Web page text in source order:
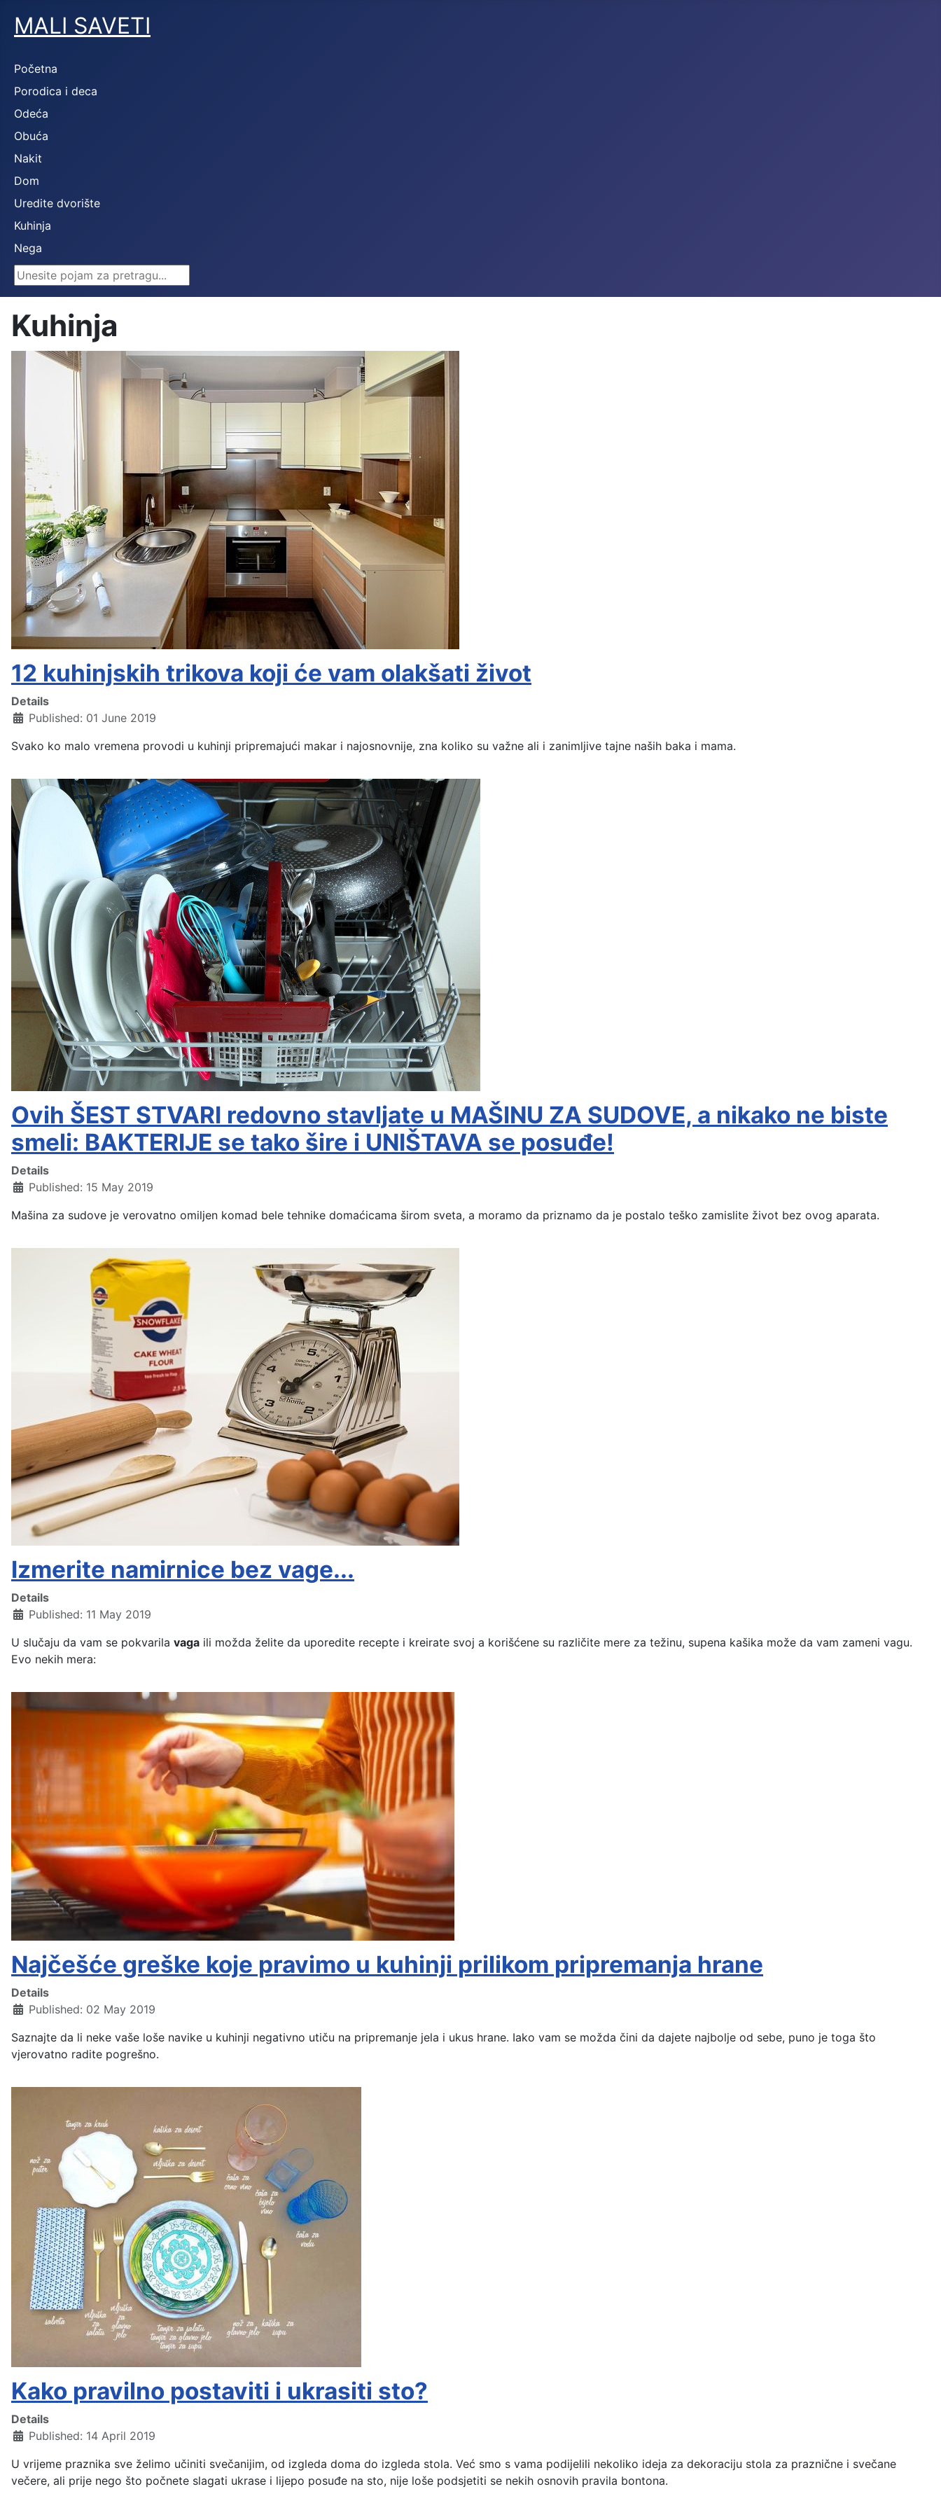
MALI SAVETI
Početna
Porodica i deca
Odeća
Obuća
Nakit
Dom
Uredite dvorište
Kuhinja
Nega
Search ...
Kuhinja
12 kuhinjskih trikova koji će vam olakšati život
Details
Published: 01 June 2019
Svako ko malo vremena provodi u kuhinji pripremajući makar i najosnovnije, zna koliko su važne ali i zanimljive tajne naših baka i mama.
Ovih ŠEST STVARI redovno stavljate u MAŠINU ZA SUDOVE, a nikako ne biste
smeli: BAKTERIJE se tako šire i UNIŠTAVA se posuđe!
Details
Published: 15 May 2019
Mašina za sudove je verovatno omiljen komad bele tehnike domaćicama širom sveta, a moramo da priznamo da je postalo teško zamislite život bez ovog aparata.
Izmerite namirnice bez vage...
Details
Published: 11 May 2019
U slučaju da vam se pokvarila vaga ili možda želite da uporedite recepte i kreirate svoj a korišćene su različite mere za težinu, supena kašika može da vam zameni vagu.
Evo nekih mera:
Najčešće greške koje pravimo u kuhinji prilikom pripremanja hrane
Details
Published: 02 May 2019
Saznajte da li neke vaše loše navike u kuhinji negativno utiču na pripremanje jela i ukus hrane. Iako vam se možda čini da dajete najbolje od sebe, puno je toga što
vjerovatno radite pogrešno.
Kako pravilno postaviti i ukrasiti sto?
Details
Published: 14 April 2019
U vrijeme praznika sve želimo učiniti svečanijim, od izgleda doma do izgleda stola. Već smo s vama podijelili nekoliko ideja za dekoraciju stola za praznične i svečane
večere, ali prije nego što počnete slagati ukrase i lijepo posuđe na sto, nije loše podsjetiti se nekih osnovih pravila bontona.